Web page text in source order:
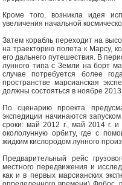
Кроме того, возникла идея
увеличения начальной
Затем корабль переходит на
на траекторию полета к Марсу,
его дальнего путешествия. В
лунного типа с Земли на борт
случае потребуется более
пространстве марсианская
должны состояться в ноябре 2013
По сценарию проекта
экспедиции начинаются
сроки: май 2012 г., май 2014 г.
окололунную орбиту, где с
жидким кислородом лунного
Предварительный рейс
местного передвижения и
как и в первых марсианских